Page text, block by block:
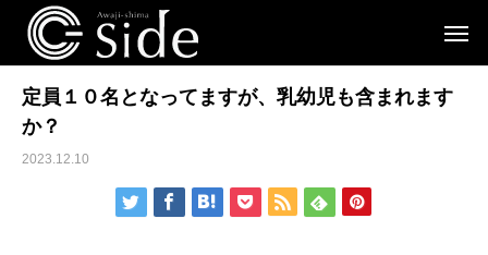
定員１０名となってますが、乳幼児も含まれます
か？
2023.12.10